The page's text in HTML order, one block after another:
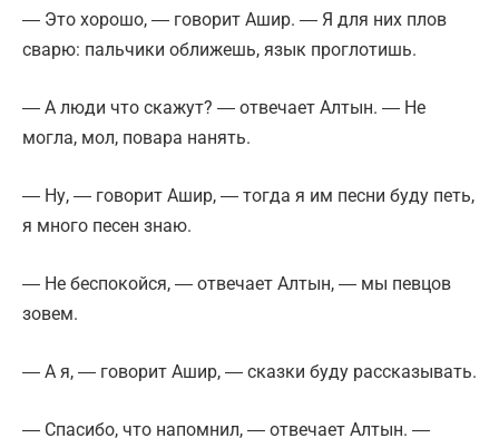
― Это хорошо, ― говорит Ашир. ― Я для них плов
сварю: пальчики оближешь, язык проглотишь.
― А люди что скажут? ― отвечает Алтын. ― Не
могла, мол, повара нанять.
― Ну, ― говорит Ашир, ― тогда я им песни буду петь,
я много песен знаю.
― Не беспокойся, ― отвечает Алтын, ― мы певцов
зовем.
― А я, ― говорит Ашир, ― сказки буду рассказывать.
― Спасибо, что напомнил, ― отвечает Алтын. ―